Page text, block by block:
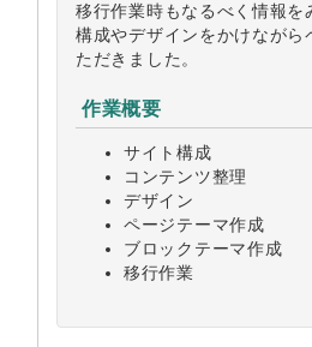
移行作業時もなるべく情報を
構成やデザインをかけながら
ただきました。
作業概要
サイト構成
コンテンツ整理
デザイン
ページテーマ作成
ブロックテーマ作成
移行作業